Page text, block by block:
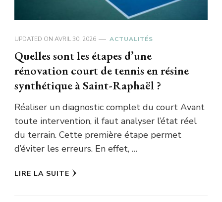
UPDATED ON AVRIL 30, 2026 ACTUALITÉS
Quelles sont les étapes d’une
rénovation court de tennis en résine
synthétique à Saint-Raphaël ?
Réaliser un diagnostic complet du court Avant
toute intervention, il faut analyser l’état réel
du terrain. Cette première étape permet
d’éviter les erreurs. En effet, …
LIRE LA SUITE